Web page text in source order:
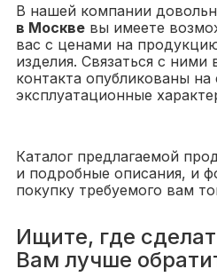
В нашей компании
в Москвевы имеете
вас с ценами на
изделия. Связаться с
контакта опубликованы
эксплуатационные
Каталог предлагаемой
и подробные описания, и
покупку требуемого вам
Ищите, где
Вам лучше